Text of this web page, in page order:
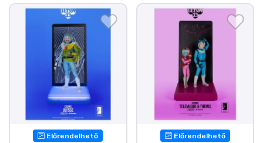
Előrendelhető Előrendelhető